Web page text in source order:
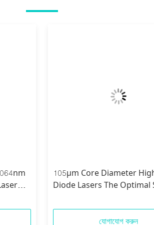
105µm Core Diameter
Diode Lasers The Optimal
Applications
যোগাযোগ করুন